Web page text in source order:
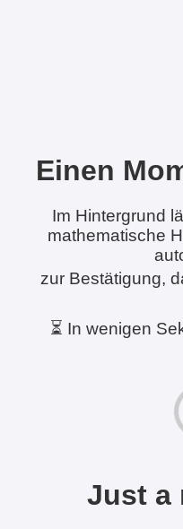
Einen
Im Hintergrund
mathematische
zur Bestätigung,
⏳ In wenigen
Just a